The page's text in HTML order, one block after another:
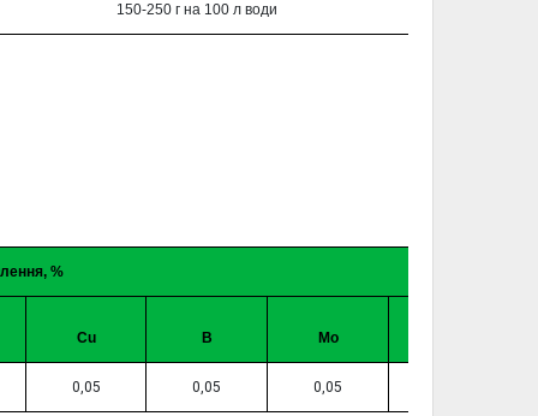
150-250 г на 100 л води
%
Cu B Mo
0,05 0,05 0,05